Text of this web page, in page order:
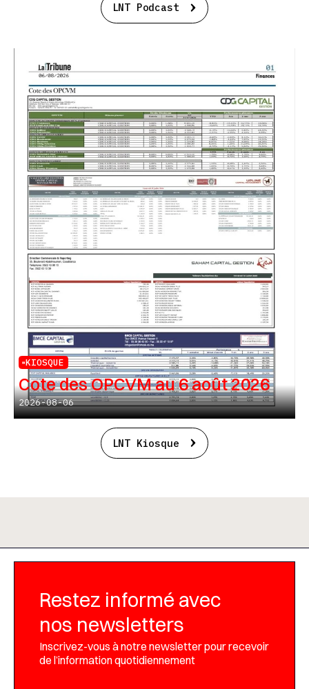
LNT Podcast
KIOSQUE
Cote des OPCVM au 6 août 2026
2026-08-06
LNT Kiosque
Restez informé avec
nos newsletters
Inscrivez-vous à notre newsletter pour recevoir
de l’information quotidiennement